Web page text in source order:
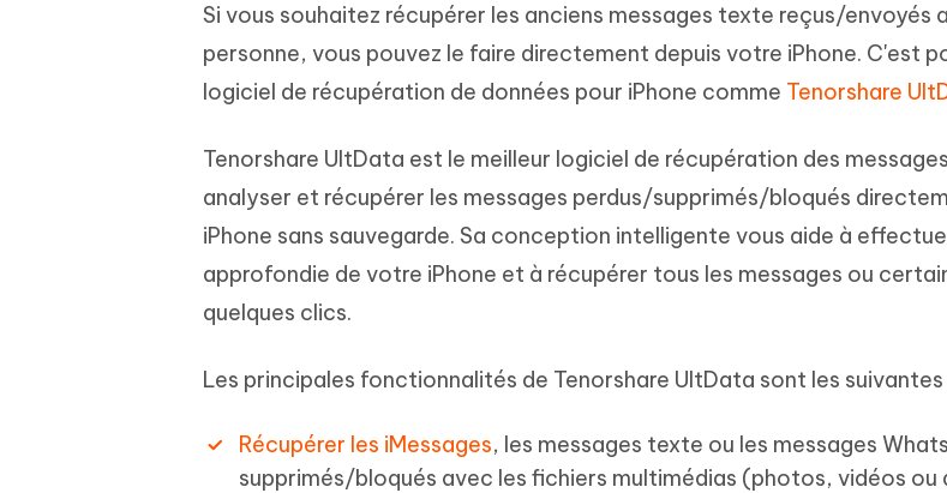
Si vous souhaitez récupérer les anciens messages texte reçus/envoyés
personne, vous pouvez le faire directement depuis votre iPhone. C'est
logiciel de récupération de données pour iPhone comme Tenorshare
Tenorshare UltData est le meilleur logiciel de récupération des
analyser et récupérer les messages perdus/supprimés/bloqués
iPhone sans sauvegarde. Sa conception intelligente vous aide à
approfondie de votre iPhone et à récupérer tous les messages ou
quelques clics.
Les principales fonctionnalités de Tenorshare UltData sont les suivantes
Récupérer les iMessages, les messages texte ou les messages
supprimés/bloqués avec les fichiers multimédias (photos, vidéos ou